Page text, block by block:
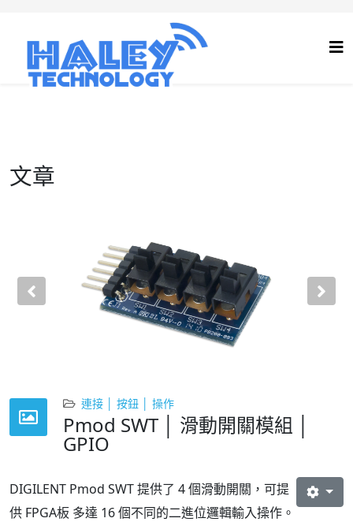
文章
Previous
連接 │ 按鈕 │ 操作
Pmod SWT │ 滑動開關模組 │
GPIO
DIGILENT Pmod SWT 提供了 4 個滑動開關，可提
供 FPGA板 多達 16 個不同的二進位邏輯輸入操作。